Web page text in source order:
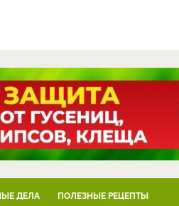
ДЕЛА ПОЛЕЗНЫЕ РЕЦЕПТЫ